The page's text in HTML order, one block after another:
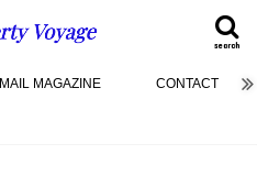
search
MAIL MAGAZINE CONTACT